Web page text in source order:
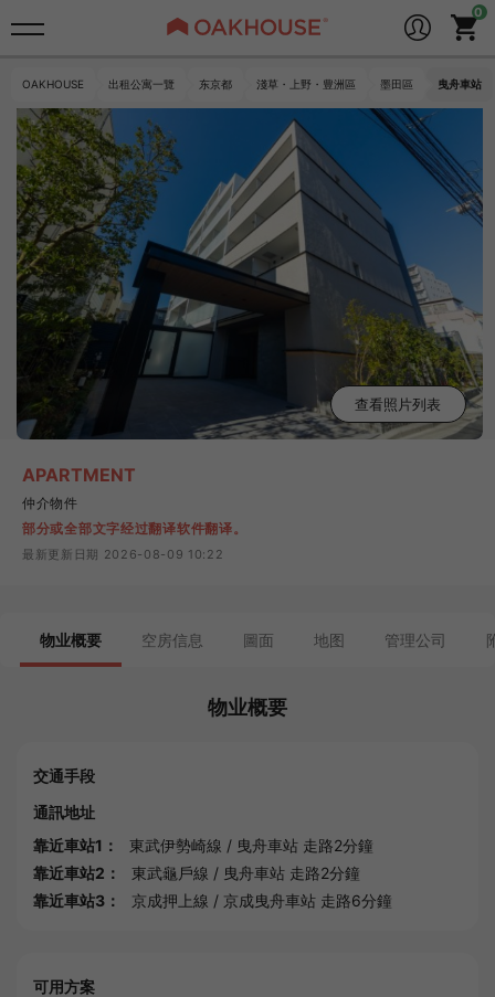
OAKHOUSE 出租公寓一覽 东京都 淺草・上野・豊洲區 墨田區 曳舟車站
查看照片列表
APARTMENT
仲介物件
部分或全部文字经过翻译软件翻译。
最新更新日期 2026-08-09 10:22
物业概要 空房信息 圖面 地图 管理公司
物业概要
交通手段
通訊地址
靠近車站1：
東武伊勢崎線 / 曳舟車站 走路2分鐘
靠近車站2：
東武龜戶線 / 曳舟車站 走路2分鐘
靠近車站3：
京成押上線 / 京成曳舟車站 走路6分鐘
可用方案